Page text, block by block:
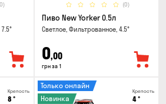
(0)
Пиво New Yorker 0.5л
Светлое, Фильтрованное, 4.5°
0,00
грн за 1
Крепость
8 °
Крепость
4°
Только онлайн
Новинка